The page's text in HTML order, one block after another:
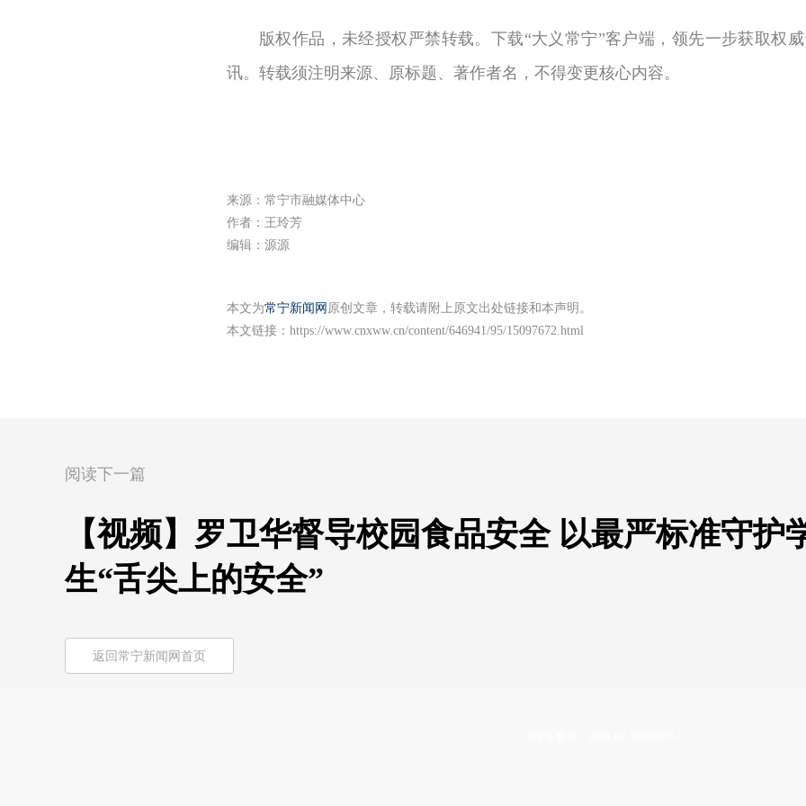
版权作品，未经授权严禁转载。下载“大义常宁”客户端，领先一步获取权
讯。转载须注明来源、原标题、著作者名，不得变更核心内容。
来源：常宁市融媒体中心
作者：王玲芳
编辑：源源
本文为常宁新闻网 原创文章，转载请附上原文出处链接和本声明。
本文链接： https://www.cnxww.cn/content/646941/95/15097672.html
阅读下一篇
【视频】罗卫华督导校园食品安全 以最严标准守护
生“舌尖上的安全”
返回常宁新闻网首页